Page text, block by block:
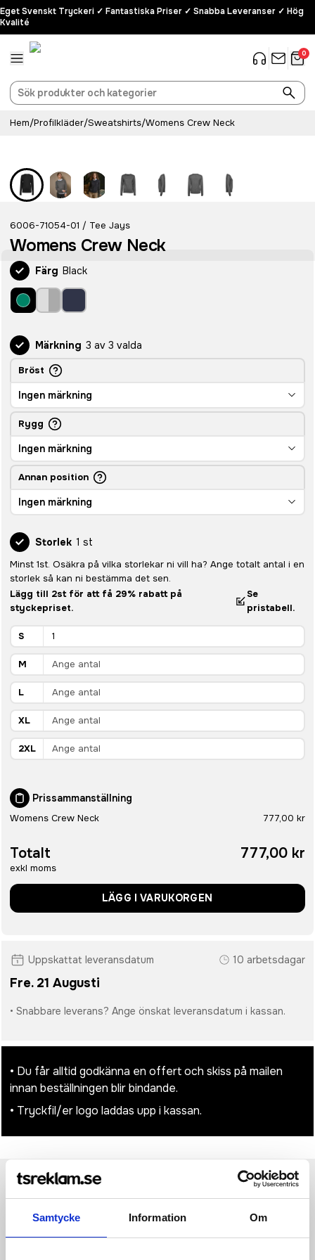
Samtycke Information Om
Eget Svenskt Tryckeri ✓ Fantastiska Priser ✓ Snabba Leveranser ✓ Hög
Kvalité
0
Hem/Profilkläder/Sweatshirts/Womens Crew Neck
Bästsäljare
6006-71054-01 / Tee Jays
Womens Crew Neck
Färg Black
Märkning 3 av 3 valda
Bröst
Ingen märkning
Rygg
Ingen märkning
Annan position
Ingen märkning
Storlek 1 st
Minst 1st. Osäkra på vilka storlekar ni vill ha? Ange totalt antal i en
storlek så kan ni bestämma det sen.
Lägg till 2st för att få 29% rabatt på
styckepriset.
Se
pristabell.
S
M
L
XL
2XL
Prissammanställning
Womens Crew Neck 777,00 kr
Totalt
exkl moms
777,00 kr
LÄGG I VARUKORGEN
Uppskattat leveransdatum 10 arbetsdagar
Fre. 21 Augusti
• Snabbare leverans? Ange önskat leveransdatum i kassan.
• Du får alltid godkänna en offert och skiss på mailen
innan beställningen blir bindande.
• Tryckfil/er logo laddas upp i kassan.
ProduktinformationSpecifikationerPristabellRecensioner (954st)
50% Wool (Merino), 50% Polyacrylic